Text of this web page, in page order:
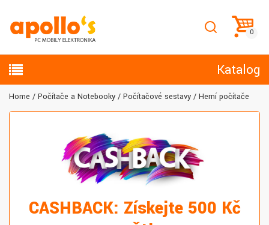
Katalog
Home Počítače a Notebooky Počítačové sestavy Herní počítače
CASHBACK: Získejte 500 Kč